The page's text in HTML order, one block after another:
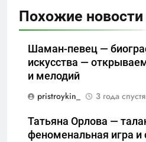
Похожие новости
Шаман-певец —
искусства —
и мелодий
pristroykin_
3 года спустя
Татьяна Орлова —
феноменальная игра и